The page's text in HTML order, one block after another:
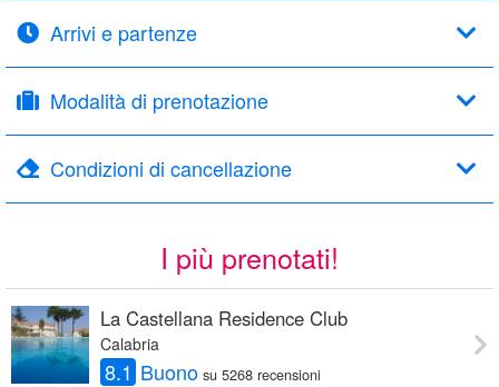
Arrivi e partenze
Modalità di prenotazione
Condizioni di cancellazione
I più prenotati!
La Castellana Residence Club
Calabria
8.1 Buono su 5268 recensioni